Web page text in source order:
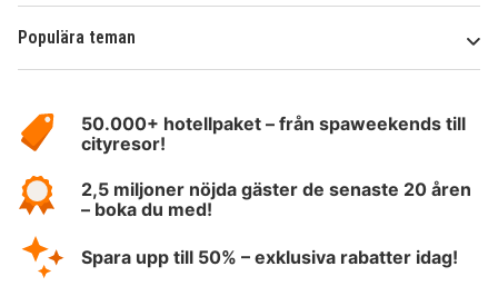
Populära teman
HotelSpecials50.000+ hotellpaket – från spaweekends till
cityresor!
2,5 miljoner nöjda gäster de senaste 20 åren
– boka du med!
Spara upp till 50% – exklusiva rabatter idag!